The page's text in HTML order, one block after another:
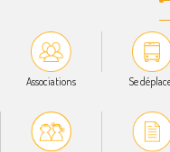
Associations Se